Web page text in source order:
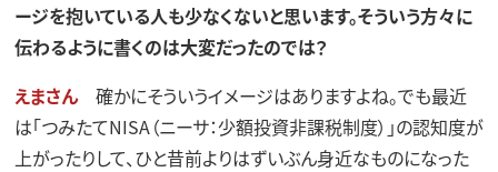
ージを抱いている人も少なくないと思います。そういう方々に
伝わるように書くのは大変だったのでは？
えまさん確かにそういうイメージはありますよね。でも最近
は「つみたてNISA（ニーサ：少額投資非課税制度）」の認知度が
上がったりして、ひと昔前よりはずいぶん身近なものになった